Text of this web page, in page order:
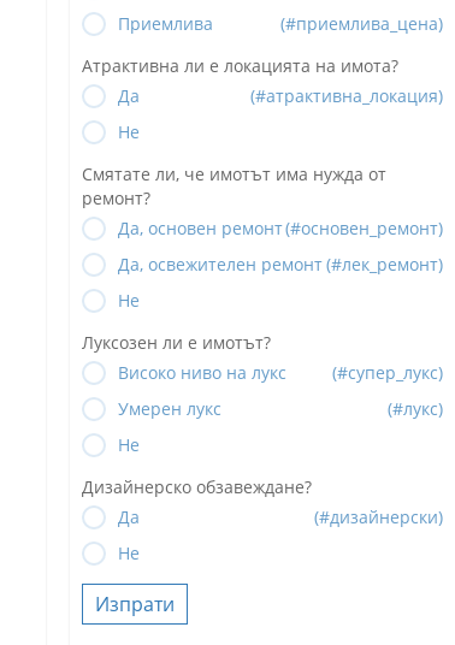
Приемлива
(#приемлива_цена)
Атрактивна ли е локацията на имота?
Да
(#атрактивна_локация)
Не
Смятате ли, че имотът има нужда от
ремонт?
Да, основен ремонт(#основен_ремонт)
Да, освежителен ремонт(#лек_ремонт)
Не
Луксозен ли е имотът?
Високо ниво на лукс
(#супер_лукс)
Умерен лукс
(#лукс)
Не
Дизайнерско обзавеждане?
Да
(#дизайнерски)
Не
Изпрати